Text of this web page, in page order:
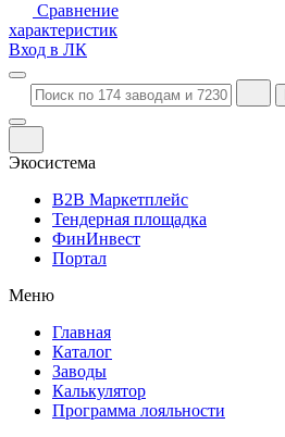
Сравнение
характеристик
Вход в ЛК
Экосистема
B2B Маркетплейс
Тендерная площадка
ФинИнвест
Портал
Меню
Главная
Каталог
Заводы
Калькулятор
Программа лояльности